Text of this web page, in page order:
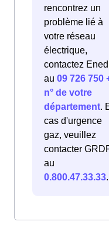
rencontrez un
problème lié à
votre réseau
électrique,
contactez
au 09 726 750
n° de votre
département.
cas d'urgence
gaz, veuillez
contacter
au
0.800.47.33.33.